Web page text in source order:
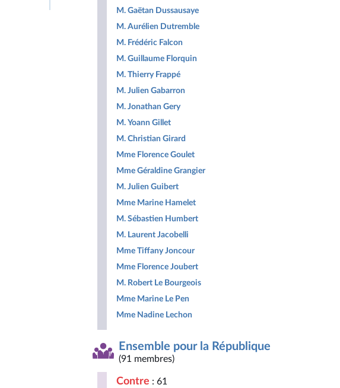
droites
groupe
M. Gaëtan Dussausaye
M. Aurélien Dutremble
M. Frédéric Falcon
M. Guillaume Florquin
M. Thierry Frappé
M. Julien Gabarron
M. Jonathan Gery
M. Yoann Gillet
M. Christian Girard
Mme Florence Goulet
Mme Géraldine Grangier
M. Julien Guibert
Mme Marine Hamelet
M. Sébastien Humbert
M. Laurent Jacobelli
Mme Tiffany Joncour
Mme Florence Joubert
M. Robert Le Bourgeois
Mme Marine Le Pen
Mme Nadine Lechon
Ensemble pour la République
(91 membres)
Contre : 61